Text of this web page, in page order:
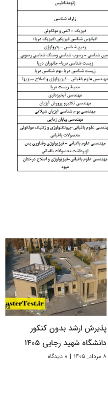
پذیرش ارشد بدون کنکور
دانشگاه شهید رجایی ۱۴۰۵
۸ مرداد, ۱۴۰۵ | ۰ دیدگاه